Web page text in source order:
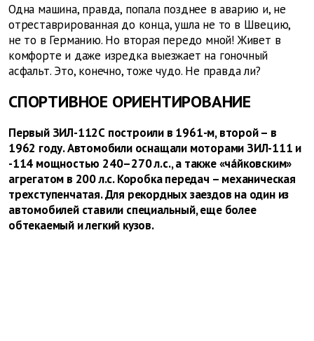
Одна машина, правда, попала позднее в аварию и, не
отреставрированная до конца, ушла не то в Швецию,
не то в Германию. Но вторая передо мной! Живет в
комфорте и даже изредка выезжает на гоночный
асфальт. Это, конечно, тоже чудо. Не правда ли?
СПОРТИВНОЕ ОРИЕНТИРОВАНИЕ
Первый ЗИЛ-112С построили в 1961-м, второй – в
1962 году. Автомобили оснащали моторами ЗИЛ-111 и
-114 мощностью 240–270 л.с., а также «чáйковским»
агрегатом в 200 л.с. Коробка передач – механическая
трехступенчатая. Для рекордных заездов на один из
автомобилей ставили специальный, еще более
обтекаемый и легкий кузов.